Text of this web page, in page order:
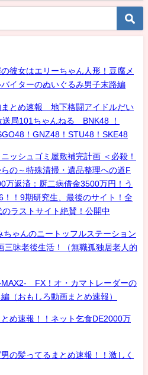
彼女はエリーちゃん人形！豆腐メ
イターのぬいぐるみ男子末路編
とめ速報 地下格闘アイドルだい
局101ちゃんねる BNK48 ！
！GNZ48！STU48！SKE48
ッシュゴミ屋敷補完計画 ＜必殺！
の～特殊清掃・遺品整理への道F
万返済：厨二病借金3500万円！う
！9期研究生、最後のサイト！全
ラストサイト絶賛！公開中
ゃんのニートッフルステーション
三昧老後生活！（無職孤独居老人的
MAX2- FX！オ・カマトレーダーの
（おもしろ動画まとめ速報）
め速報！！ネット乞食DE2000万
の髪ってるまとめ速報！！激しく